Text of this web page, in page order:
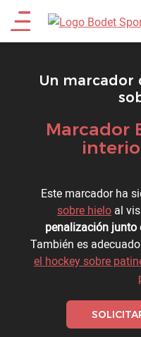
Pasar
contenido
Main
menu
Un marcador
TitreMarcador
Description
Este marcador ha
sobre hielo al
penalización junto
También es
el hockey sobre